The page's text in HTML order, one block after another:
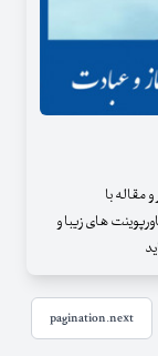
مقاله با
های زیبا و
pagination.next